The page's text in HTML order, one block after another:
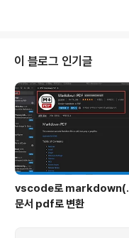
어 git add . 명령어 뒤에 git
이 블로그 인기글
vscode로
문서 pdf로 변환